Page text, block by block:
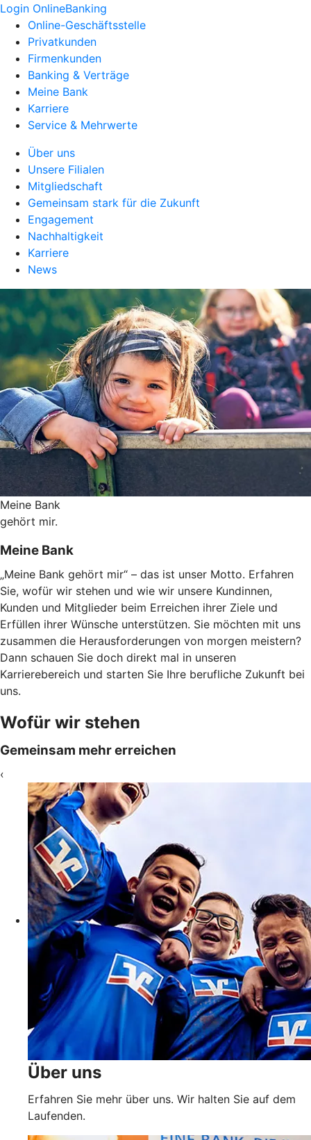
Login OnlineBanking
Online-Geschäftsstelle
Privatkunden
Firmenkunden
Banking & Verträge
Meine Bank
Karriere
Service & Mehrwerte
Über uns
Unsere Filialen
Mitgliedschaft
Gemeinsam stark für die Zukunft
Engagement
Nachhaltigkeit
Karriere
News
Meine Bank
gehört mir.
Meine Bank
„Meine Bank gehört mir“ – das ist unser Motto. Erfahren
Sie, wofür wir stehen und wie wir unsere Kundinnen,
Kunden und Mitglieder beim Erreichen ihrer Ziele und
Erfüllen ihrer Wünsche unterstützen. Sie möchten mit uns
zusammen die Herausforderungen von morgen meistern?
Dann schauen Sie doch direkt mal in unseren
Karrierebereich und starten Sie Ihre berufliche Zukunft bei
uns.
Wofür wir stehen
Gemeinsam mehr erreichen
‹
Über uns
Erfahren Sie mehr über uns. Wir halten Sie auf dem
Laufenden.